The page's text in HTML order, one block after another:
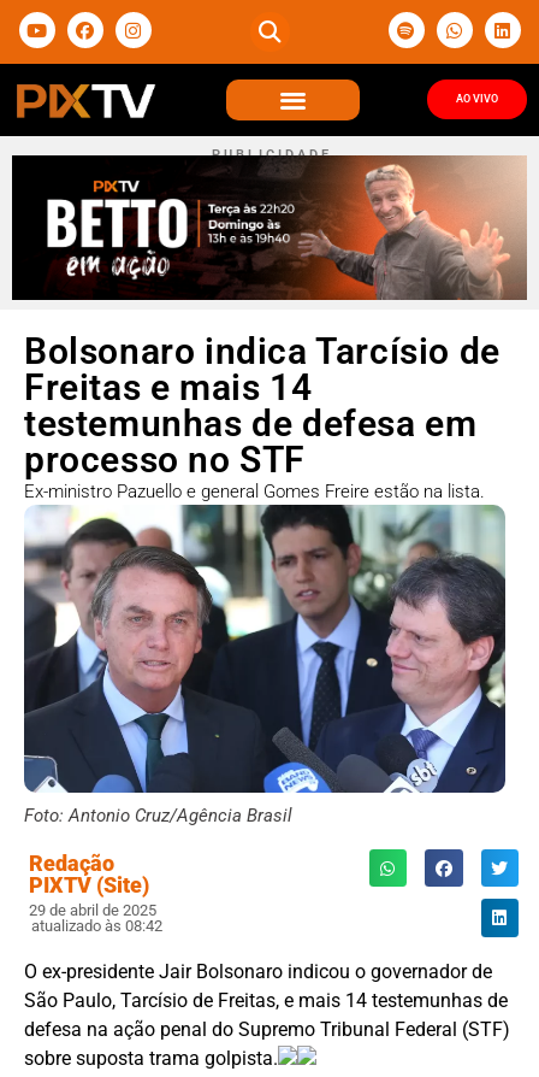
AO VIVO
P U B L I C I D A D E
Bolsonaro indica Tarcísio de
Freitas e mais 14
testemunhas de defesa em
processo no STF
Ex-ministro Pazuello e general Gomes Freire estão na lista.
Foto: Antonio Cruz/Agência Brasil
Redação
PIXTV (Site)
29 de abril de 2025
atualizado às 08:42
O ex-presidente Jair Bolsonaro indicou o governador de
São Paulo, Tarcísio de Freitas, e mais 14 testemunhas de
defesa na ação penal do Supremo Tribunal Federal (STF)
sobre suposta trama golpista.